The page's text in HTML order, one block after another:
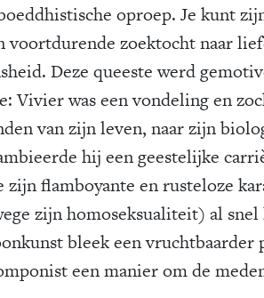
oproep. Je kunt
voortdurende zoektocht naar
Deze queeste werd
Vivier was een vondeling en
van zijn leven, naar zijn
hij een geestelijke
zijn flamboyante en rusteloze
zijn homoseksualiteit) al
bleek een vruchtbaarder
een manier om de